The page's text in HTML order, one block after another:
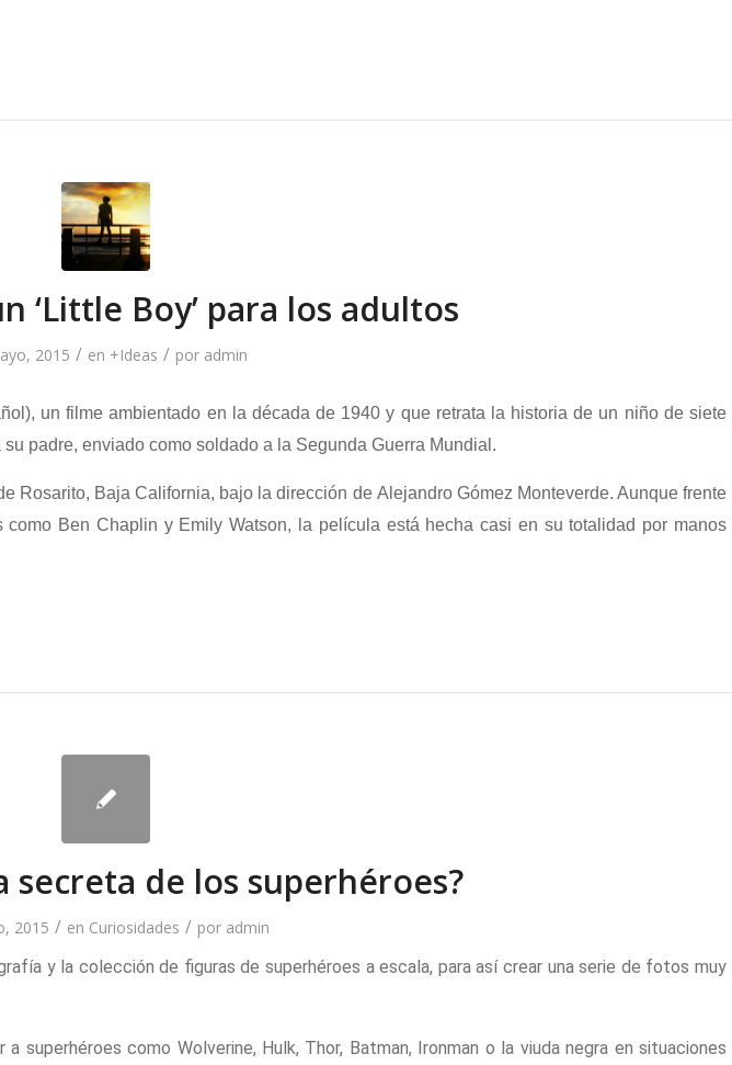
‘Little Boy’ para los adultos
2015 / en +Ideas / por admin
un filme ambientado en la década de 1940 y que retrata la historia de un niño de siete
padre, enviado como soldado a la Segunda Guerra Mundial.
Rosarito, Baja California, bajo la dirección de Alejandro Gómez Monteverde. Aunque frente
Ben Chaplin y Emily Watson, la película está hecha casi en su totalidad por manos
secreta de los superhéroes?
2015 / en Curiosidades / por admin
y la colección de figuras de superhéroes a escala, para así crear una serie de fotos muy
superhéroes como Wolverine, Hulk, Thor, Batman, Ironman o la viuda negra en situaciones